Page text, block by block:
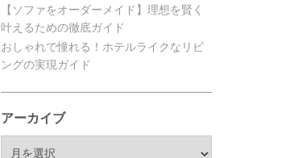
【ソファをオーダーメイド】理想を賢く
叶えるための徹底ガイド
おしゃれで憧れる！ホテルライクなリビ
ングの実現ガイド
アーカイブ